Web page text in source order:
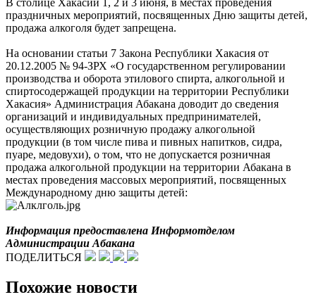
праздничных мероприятий, посвященных Дню защиты детей,
продажа алкоголя будет запрещена.
На основании статьи 7 Закона Республики Хакасия от
20.12.2005 № 94-ЗРХ «О государственном регулировании
производства и оборота этилового спирта, алкогольной и
спиртосодержащей продукции на территории Республики
Хакасия» Администрация Абакана доводит до сведения
организаций и индивидуальных предпринимателей,
осуществляющих розничную продажу алкогольной
продукции (в том числе пива и пивных напитков, сидра,
пуаре, медовухи), о том, что не допускается розничная
продажа алкогольной продукции на территории Абакана в
местах проведения массовых мероприятий, посвященных
Международному дню защиты детей:
Информация предоставлена Информотделом
Администрации Абакана
ПОДЕЛИТЬСЯ
Похожие новости